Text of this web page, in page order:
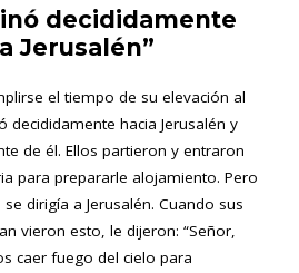
decididamente
Jerusalén”
el tiempo de su elevación al
decididamente hacia Jerusalén y
de él. Ellos partieron y entraron
para prepararle alojamiento. Pero
dirigía a Jerusalén. Cuando sus
vieron esto, le dijeron: “Señor,
caer fuego del cielo para